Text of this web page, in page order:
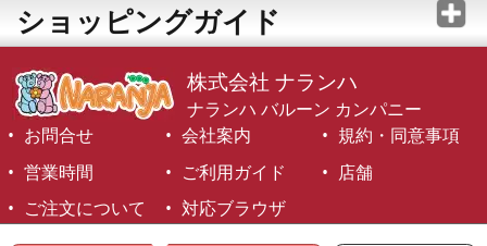
ショッピングガイド
株式会社 ナランハ
ナランハ バルーン カンパニー
お問合せ
会社案内
規約・同意事項
営業時間
ご利用ガイド
店舗
ご注文について
対応ブラウザ
©1999-2026 NARANJA Inc. All Rights Reserved.